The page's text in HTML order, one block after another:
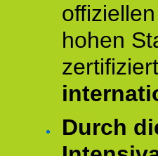
hohen
Durch